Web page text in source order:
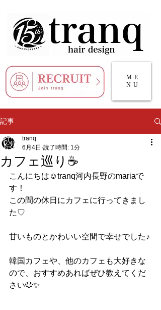
ME
NU
記事
カフェ巡り☕️
tranq
6月4日 読了時間: 1分
こんにちは☺️tranq河内長野のmariaで
す！
この間の休日にカフェに行ってきまし
た♡
甘いものとかわいい空間で幸せでした♪
韓国カフェや、他のカフェも大好きな
ので、おすすめあればぜひ教えてくだ
さい🐶✨